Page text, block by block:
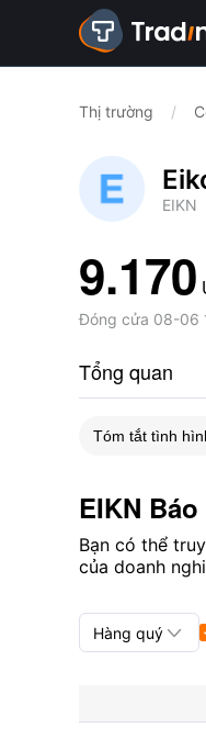
Thị trường /
EIKN
9.170
Đóng cửa 08-06
Tổng quan
Tóm tắt tình
EIKN
Bạn có thể
của doanh
Hàng quý 
Hàng quý